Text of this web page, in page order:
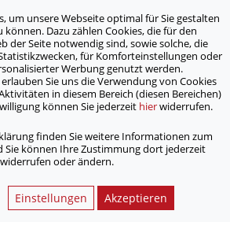
Rhein-Sieg/Eifel e.V.
Menschen
Zugführer im ASB-Rettungsdienst
neue
ASB-
um unsere Webseite optimal für Sie gestalten
können. Dazu zählen Cookies, die für den
der Seite notwendig sind, sowie solche, die
für Komforteinstellungen oder
Werbung genutzt werden.
Sie uns die Verwendung von Cookies
in diesem Bereich (diesen Bereichen)
können Sie jederzeit hierwiderrufen.
finden Sie weitere Informationen zum
Sie können Ihre Zustimmung dort jederzeit
widerrufen oder ändern.
Einstellungen Akzeptieren